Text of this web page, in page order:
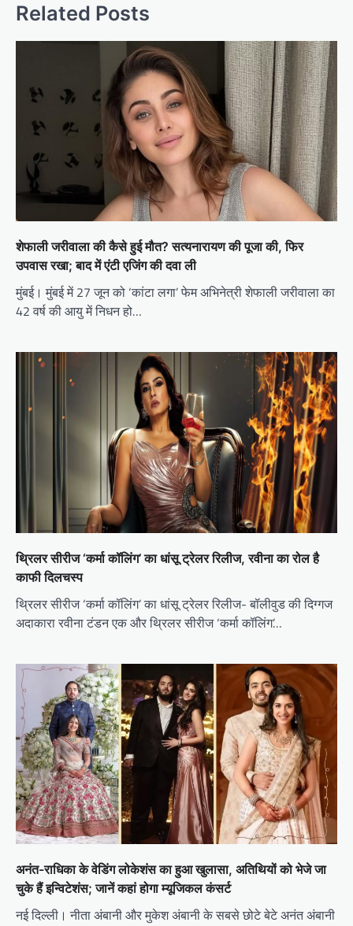
Related Posts
शेफाली जरीवाला की कैसे हुई मौत? सत्यनारायण की पूजा की, फिर
उपवास रखा; बाद में एंटी एजिंग की दवा ली
मुंबई। मुंबई में 27 जून को ‘कांटा लगा’ फेम अभिनेत्री शेफाली जरीवाला का
42 वर्ष की आयु में निधन हो…
थ्रिलर सीरीज ‘कर्मा कॉलिंग’ का धांसू ट्रेलर रिलीज, रवीना का रोल है
काफी दिलचस्प
थ्रिलर सीरीज ‘कर्मा कॉलिंग’ का धांसू ट्रेलर रिलीज- बॉलीवुड की दिग्गज
अदाकारा रवीना टंडन एक और थ्रिलर सीरीज ‘कर्मा कॉलिंग’…
अनंत-राधिका के वेडिंग लोकेशंस का हुआ खुलासा, अतिथियों को भेजे जा
चुके हैं इन्विटेशंस; जानें कहां होगा म्यूजिकल कंसर्ट
नई दिल्ली। नीता अंबानी और मुकेश अंबानी के सबसे छोटे बेटे अनंत अंबानी